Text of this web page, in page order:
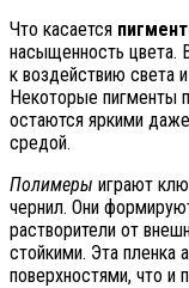
Что касается
насыщенность цвета.
к воздействию света
Некоторые пигменты
остаются яркими
средой.
Полимеры играют
чернил. Они
растворители от
стойкими. Эта пленка
поверхностями, что и